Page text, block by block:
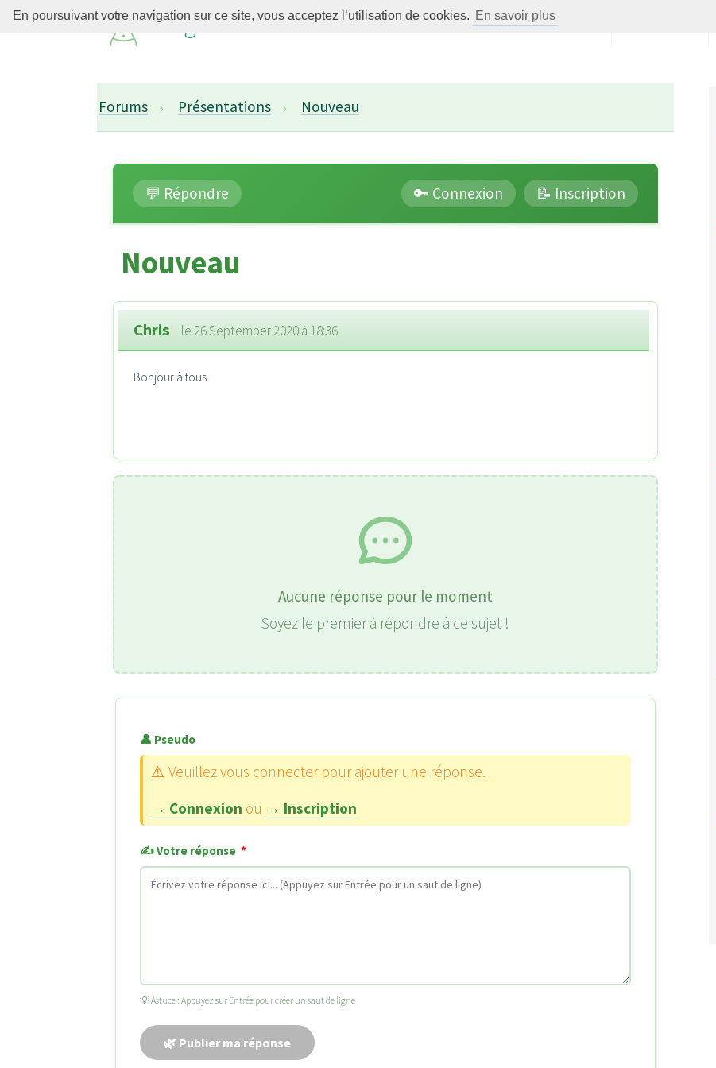
En poursuivant votre navigation sur ce site, vous acceptez l’utilisation de cookies. En savoir plus
Régime Thonon Menu
Forums Présentations Nouveau
💬 Répondre 🔑 Connexion 📝 Inscription
Nouveau
Chris le 26 September 2020 à 18:36
Bonjour à tous
Aucune réponse pour le moment
Soyez le premier à répondre à ce sujet !
👤 Pseudo
⚠️ Veuillez vous connecter pour ajouter une réponse.
→ Connexion ou → Inscription
✍️ Votre réponse *
💡 Astuce : Appuyez sur Entrée pour créer un saut de ligne